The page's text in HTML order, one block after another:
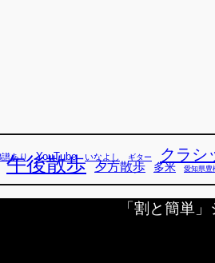
譜あり YouTube いなよし ギター クラシ
午後散歩 夕方散歩 多米 愛知県豊
「割と簡単